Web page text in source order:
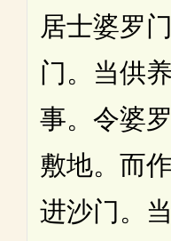
居士婆罗
门。当供
事。令婆
敷地。而
进沙门。